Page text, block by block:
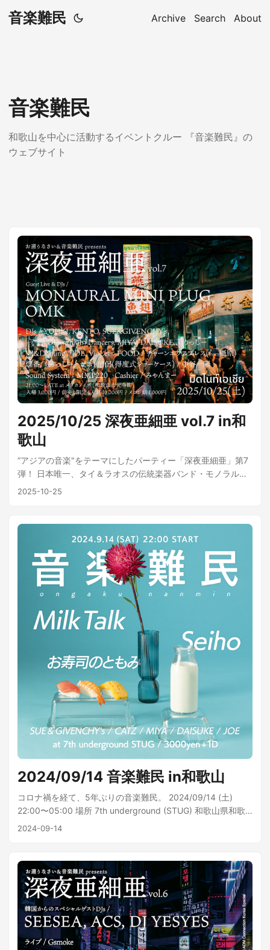
音楽難民 Archive Search About
音楽難民
和歌山を中心に活動するイベントクルー 『音楽難民』の
ウェブサイト
2025/10/25 深夜亜細亜 vol.7 in和
歌山
“アジアの音楽"をテーマにしたパーティー「深夜亜細亜」第7
弾！ 日本唯一、タイ＆ラオスの伝統楽器バンド・モノラルミ
ニプラグが、ADM特化型・超爆低音サウンドシステム
イブにDJ、電飾、得度式、ダンスにタイ飯、燗酒と何でもあ
りを詰め込んだオールナイト！ 2025/10/25(土) 21:00〜LATE
会場：メダカノイズ 〒640-8024 和歌山県和歌山市元寺町4
丁目5 黒岩ビル 5F 入場 ¥3,000 前売り限定4人割 ¥10,000 メ
コン割 ¥1,000（メコン河流域出身者限定、要ID） Guest Live
& DJs / MONAURAL MINI PLUG, OMK DJs / YUUKI, KENTO,
SUE&GIVENCHY’s, JOE with กไก่ Dancers, MIYA, DAISUKE,
もりっしー VJ&Lighting / JOE, VioLet FOOD / チャーンエク
スプレス（from 橿原） Sound System / MMP220 ゲスト僧侶
（得度式ショーケース） / 中谷一陽 燗番 / もりっしー
Cashier / みゃんまー OMK OMKは、stillichimiyaのYOUNG-G
とMMM、そしてDJユニットSoi48によって立ち上げられたプ
ロジェクト。「理論より現場」をモットーに、これまで見過
ごされてきたアジアのローカル・ダンスミュージック文化＝
ADM（Asian Dance Music）を、現場に深く入り込んでリサ
ーチし続けています。その後、Monaural Mini Plug、Lucas
Aoki、RICH & BUSYといったメンバーも加わり、活動はさら
に広がりました。調査で得られた知見は、パーティー、ラジ
発信され、国境を越えたADMネットワークを形成中。
Monaural mini plug タイの祝い事に欠かせない爆音BGMを演
奏する、日本唯一のピン・ケーン・プラユック・バンド。タ
イ、ラオスのメコン河周辺の音楽家のもとで修行し身につけ
た本場仕込みの祝宴グルーヴを、タイから直輸入した現地と
中。2018年に初のフル・アルバム『Samurai Mekong
Activity』をPヴァインよりリリース。2019年 FUJI ROCK
FESTIVAL'19出演。CM等にも楽曲提供を行う。また2022年よ
り新たに製作したグラントスタック型サウンドシステム
『MMP220』を使用した活動も行っている。 ...
2025-10-25
2024/09/14 音楽難民 in和歌山
コロナ禍を経て、5年ぶりの音楽難民。 2024/09/14 (土)
22:00〜05:00 場所 7th underground (STUG) 和歌山県和歌
山市卜半町36 和歌山ニット会館 B1F 料金 入場チケット：
のともみ SUE & GIVENCHY’s CATZ MIYA DAISUKE JOE Milk
Talk ニューヨークで生まれたMilk Talkは、アメリカ出身で関
西在住のマルチ楽器奏者Hair Kidと、東京在住のヴォーカリス
トで映像監督のQ.iのデュオです。彼らの音楽は、シンセを駆
使したディスコと、繊細でインティメイトな日本語のヴォー
カルをアナログ色に染め上げブレンドしているユニークなエ
レクトロファンクです。 Seiho 大阪出身の電子音楽家、プロ
2024-09-14